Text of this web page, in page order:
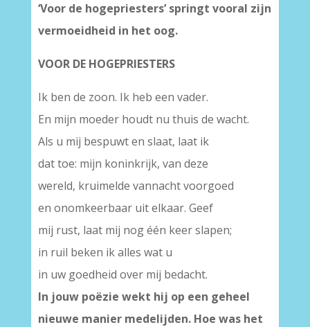
‘Voor de hogepriesters’ springt vooral zijn
vermoeidheid in het oog.
VOOR DE HOGEPRIESTERS
Ik ben de zoon. Ik heb een vader.
En mijn moeder houdt nu thuis de wacht.
Als u mij bespuwt en slaat, laat ik
dat toe: mijn koninkrijk, van deze
wereld, kruimelde vannacht voorgoed
en onomkeerbaar uit elkaar. Geef
mij rust, laat mij nog één keer slapen;
in ruil beken ik alles wat u
in uw goedheid over mij bedacht.
In jouw poëzie wekt hij op een geheel
nieuwe manier medelijden. Hoe was het